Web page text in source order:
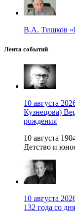
В.А. Тишков
Лента событий
10 августа
Кузнецова)
рождения
10 августа
Детство и
10 августа
132 года со